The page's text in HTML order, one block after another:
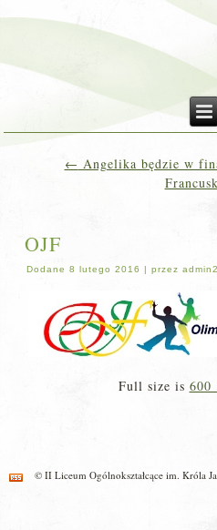
← Angelika będzie w
OJF
Dodane 8 lutego 2016 |przez admin2
Full size is 600
© II Liceum Ogólnokształcące im. Króla